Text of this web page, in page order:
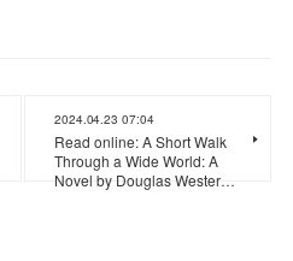
2024.04.23 07:04
Read online: A Short Walk
Through a Wide World: A
Novel by Douglas Wester…